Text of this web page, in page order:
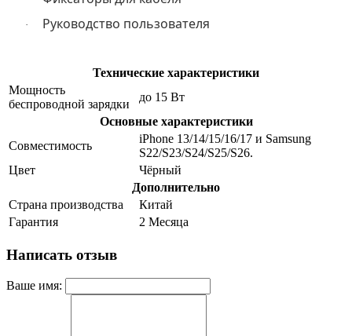
· Руководство пользователя
Технические характеристики
Мощность
беспроводной зарядки
до 15 Вт
Основные характеристики
Совместимость
iPhone 13/14/15/16/17 и Samsung
S22/S23/S24/S25/S26.
Цвет
Чёрный
Дополнительно
Страна производства
Китай
Гарантия
2 Месяца
Написать отзыв
Ваше имя: